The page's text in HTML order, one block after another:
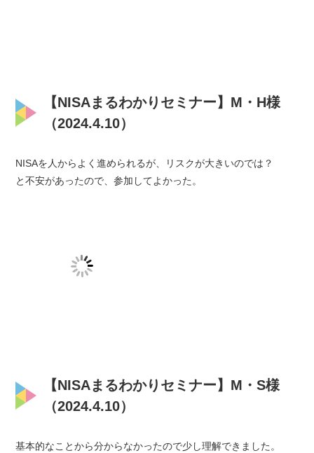
【NISAまるわかりセミナー】M・H様
（2024.4.10）
NISAを人からよく進められるが、リスクが大きいのでは？
と不安があったので、参加してよかった。
【NISAまるわかりセミナー】M・S様
（2024.4.10）
基本的なことから分からなかったので少し理解できました。